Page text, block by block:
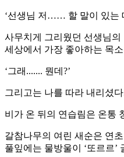
‘선생님 저…… 할 말이 있는
사무치게 그리웠던 선생님
세상에서 가장 좋아하는 목
‘그래....... 뭔데?’
그리고는 나를 따라 내리셨
비가 온 뒤의 연습림은 온통
갈참나무의 여린 새순은 연
풀잎에는 물방울이 ‘또르르’